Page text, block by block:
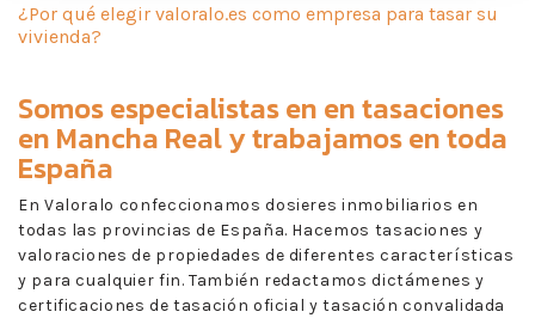
¿Por qué elegir valoralo.es como empresa para tasar su
vivienda?
Somos especialistas en entasaciones
en Mancha Realy trabajamos en toda
España
En Valoralo confeccionamos dosieres inmobiliarios en
todas las provincias de España. Hacemos tasaciones y
valoraciones de propiedades de diferentes características
y para cualquier fin. También redactamos dictámenes y
certificaciones de tasación oficial y tasación convalidada